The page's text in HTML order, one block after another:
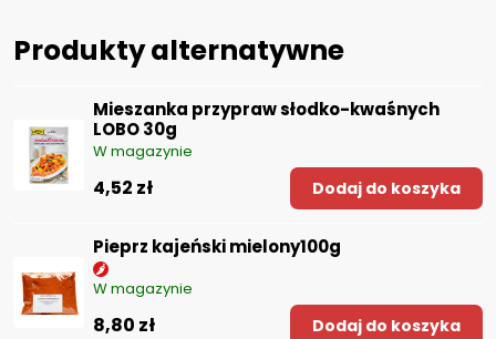
Produkty alternatywne
Mieszanka przypraw słodko-kwaśnych
LOBO 30g
W magazynie
4,52 zł Dodaj do koszyka
Pieprz kajeński mielony100g
W magazynie
8,80 zł Dodaj do koszyka